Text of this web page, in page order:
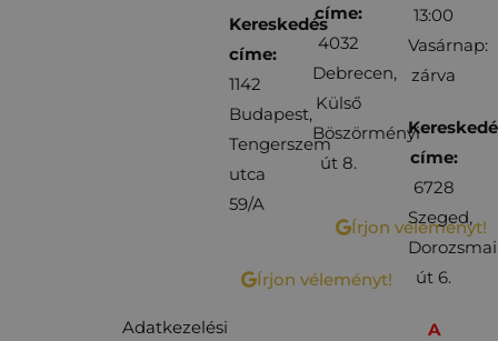
Adatkezelési
Kereskedés
címe:
1142
Budapest,
Tengerszem
utca
59/A
Írjon véleményt!
címe:
4032
Debrecen,
Külső
Böszörményi
út 8.
Írjon véleményt!
13:00
Vasárnap:
zárva
címe:
6728
Szeged,
Dorozsmai
út 6.
A